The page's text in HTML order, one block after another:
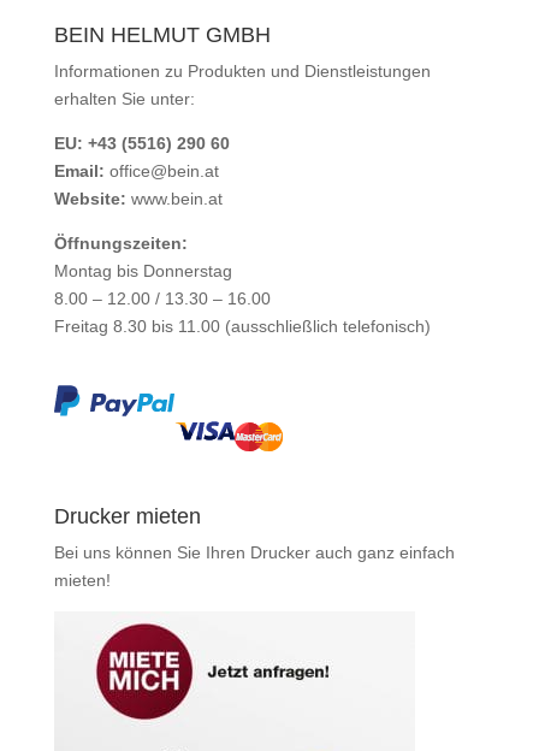
BEIN HELMUT GMBH
Informationen zu Produkten und Dienstleistungen
erhalten Sie unter:
EU: +43 (5516) 290 60
Email: office@bein.at
Website: www.bein.at
Öffnungszeiten:
Montag bis Donnerstag
8.00 – 12.00 / 13.30 – 16.00
Freitag 8.30 bis 11.00 (ausschließlich telefonisch)
Drucker mieten
Bei uns können Sie Ihren Drucker auch ganz einfach
mieten!